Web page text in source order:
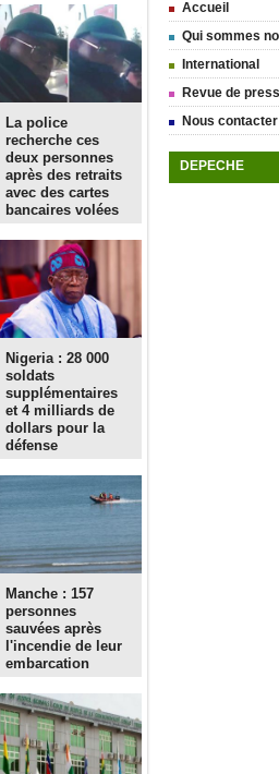
La police
recherche ces
deux personnes
après des retraits
avec des cartes
bancaires volées
Nigeria : 28 000
soldats
supplémentaires
et 4 milliards de
dollars pour la
défense
Manche : 157
personnes
sauvées après
l'incendie de leur
embarcation
Accueil
Qui sommes
International
Revue de
Nous contacter
DEPECHE